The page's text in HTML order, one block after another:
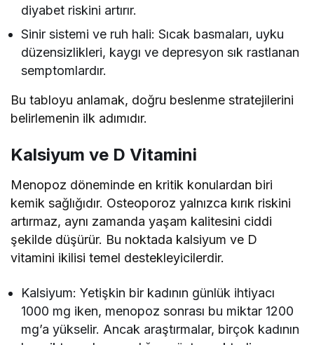
diyabet riskini artırır.
Sinir sistemi ve ruh hali: Sıcak basmaları, uyku
düzensizlikleri, kaygı ve depresyon sık rastlanan
semptomlardır.
Bu tabloyu anlamak, doğru beslenme stratejilerini
belirlemenin ilk adımıdır.
Kalsiyum ve D Vitamini
Menopoz döneminde en kritik konulardan biri
kemik sağlığıdır. Osteoporoz yalnızca kırık riskini
artırmaz, aynı zamanda yaşam kalitesini ciddi
şekilde düşürür. Bu noktada kalsiyum ve D
vitamini ikilisi temel destekleyicilerdir.
Kalsiyum: Yetişkin bir kadının günlük ihtiyacı
1000 mg iken, menopoz sonrası bu miktar 1200
mg’a yükselir. Ancak araştırmalar, birçok kadının